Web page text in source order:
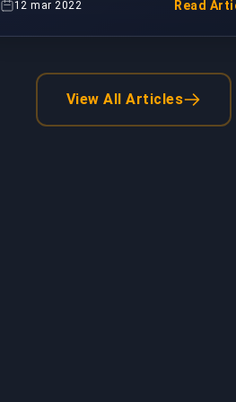
12 mar 2022 Read
View All Articles